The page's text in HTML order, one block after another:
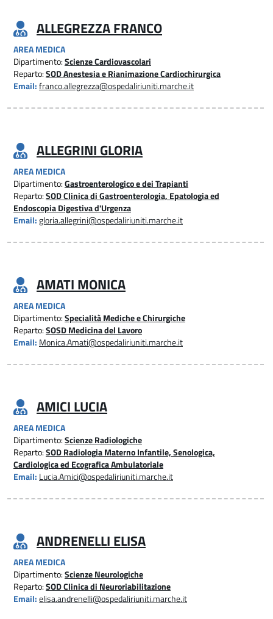
ALLEGREZZA FRANCO
AREA MEDICA
Dipartimento:Scienze Cardiovascolari
Reparto:SOD Anestesia e Rianimazione Cardiochirurgica
Email: franco.allegrezza@ospedaliriuniti.marche.it
ALLEGRINI GLORIA
AREA MEDICA
Dipartimento:Gastroenterologico e dei Trapianti
Reparto:SOD Clinica di Gastroenterologia, Epatologia ed
Endoscopia Digestiva d'Urgenza
Email: gloria.allegrini@ospedaliriuniti.marche.it
AMATI MONICA
AREA MEDICA
Dipartimento:Specialità Mediche e Chirurgiche
Reparto:SOSD Medicina del Lavoro
Email: Monica.Amati@ospedaliriuniti.marche.it
AMICI LUCIA
AREA MEDICA
Dipartimento:Scienze Radiologiche
Reparto:SOD Radiologia Materno Infantile, Senologica,
Cardiologica ed Ecografica Ambulatoriale
Email: Lucia.Amici@ospedaliriuniti.marche.it
ANDRENELLI ELISA
AREA MEDICA
Dipartimento:Scienze Neurologiche
Reparto:SOD Clinica di Neuroriabilitazione
Email: elisa.andrenelli@ospedaliriuniti.marche.it